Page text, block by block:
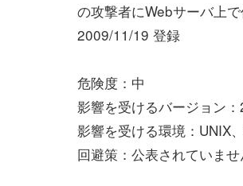
の攻撃者にWebサーバ上
2009/11/19 登録
危険度：中
影響を受けるバージョン：
影響を受ける環境：UNIX
回避策：公表されていませ